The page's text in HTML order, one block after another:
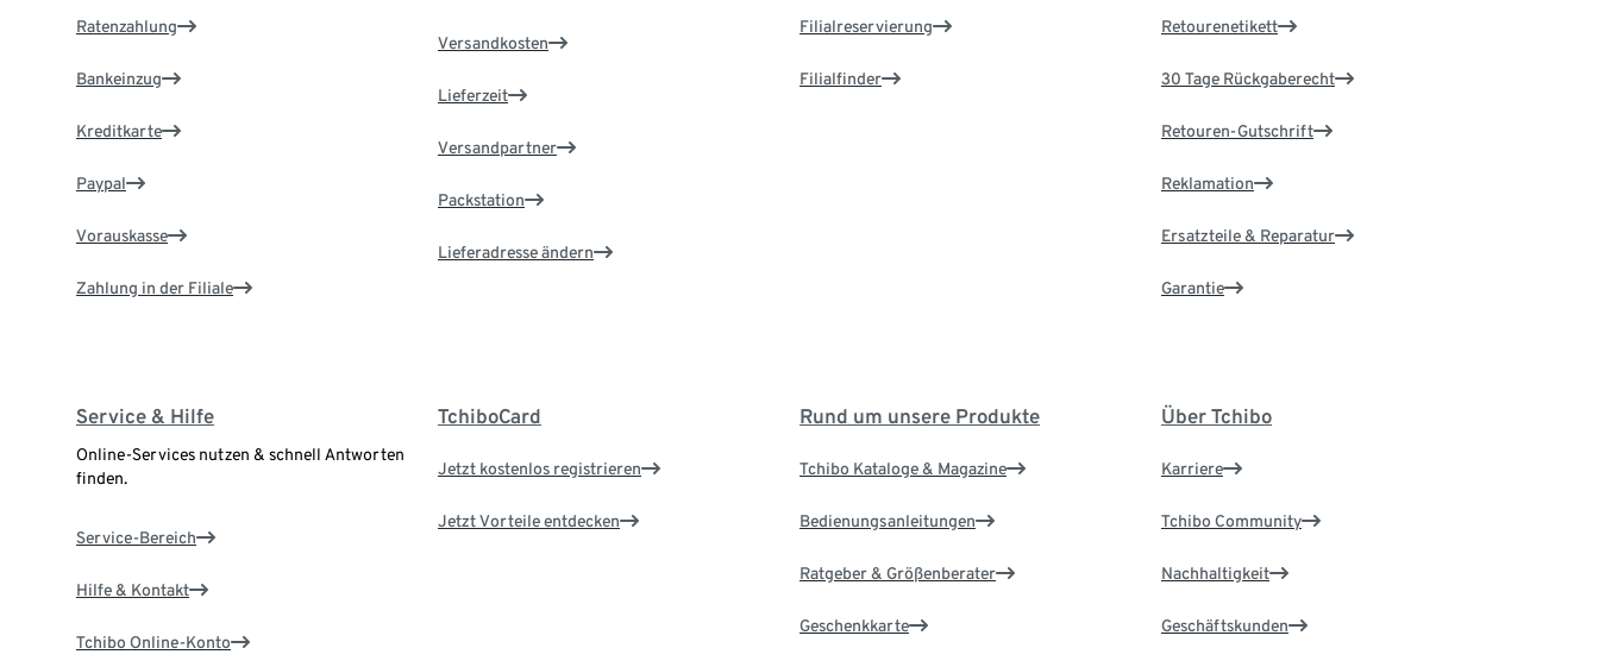
Ratenzahlung
Bankeinzug
Kreditkarte
Paypal
Vorauskasse
Zahlung in der Filiale
Versandkosten
Lieferzeit
Versandpartner
Packstation
Lieferadresse ändern
Filialreservierung
Filialfinder
Retourenetikett
30 Tage Rückgaberecht
Retouren-Gutschrift
Reklamation
Ersatzteile & Reparatur
Garantie
Service & Hilfe
Online-Services nutzen & schnell Antworten
finden.
Service-Bereich
Hilfe & Kontakt
Tchibo Online-Konto
TchiboCard
Jetzt kostenlos registrieren
Jetzt Vorteile entdecken
Rund um unsere Produkte
Tchibo Kataloge & Magazine
Bedienungsanleitungen
Ratgeber & Größenberater
Geschenkkarte
Über Tchibo
Karriere
Tchibo Community
Nachhaltigkeit
Geschäftskunden